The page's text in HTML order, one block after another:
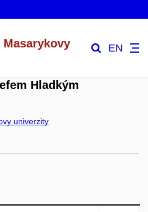
EN
Hladkým
univerzity